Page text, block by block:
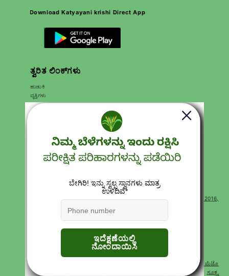
Download Katyayani krishi Direct App
ತ್ವರಿತ ಲಿಂಕ್‌ಗಳು
ಹುಡುಕಿ
ವೃತ್ತಿಗಳು
ಸಂಪರ್ಕಿಸಿ
ಉತ್ಪನ್ನಗಳು
ರಿಟರ್ನ್ ಮತ್ತು ಮರುಪಾವತಿ ನೀತಿ
ಸೇವಾ ನಿಯಮಗಳು
Terms of Use
ಪದೇ ಪದೇ ಕೇಳಲಾಗುವ ಪ್ರಶ್ನೆಗಳು
CONTACT
Corp Office Mx 175, E7 Extension, Arera Colony, Bhopal- 462016,
Madhya Pradesh India
+91 7000528397
support@katyayanikrishidirect.com
ಬೆಳೆಗಳ ಪ್ರಕಾರ ಖರೀದಿಸಲು
ಟೊಮೆಟೊ
ಹುಬ್ಬು ನಾಶಕ
ಮೊಸಾಯಿಕ್ ವೈರಸ್| ಸೂಕ್ಷ್ಮ